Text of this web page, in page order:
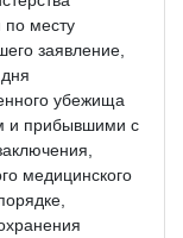
по месту
заявление,
убежища
и прибывшими с
медицинского